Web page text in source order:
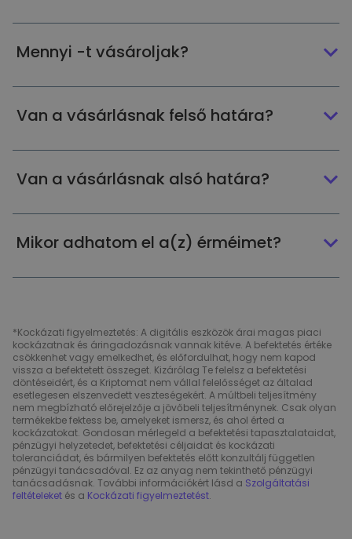
Mennyi -t vásároljak?
Van a vásárlásnak felső határa?
Van a vásárlásnak alsó határa?
Mikor adhatom el a(z) érméimet?
*Kockázati figyelmeztetés: A digitális eszközök árai magas piaci
kockázatnak és áringadozásnak vannak kitéve. A befektetés értéke
csökkenhet vagy emelkedhet, és előfordulhat, hogy nem kapod
vissza a befektetett összeget. Kizárólag Te felelsz a befektetési
döntéseidért, és a Kriptomat nem vállal felelősséget az általad
esetlegesen elszenvedett veszteségekért. A múltbeli teljesítmény
nem megbízható előrejelzője a jövőbeli teljesítménynek. Csak olyan
termékekbe fektess be, amelyeket ismersz, és ahol érted a
kockázatokat. Gondosan mérlegeld a befektetési tapasztalataidat,
pénzügyi helyzetedet, befektetési céljaidat és kockázati
toleranciádat, és bármilyen befektetés előtt konzultálj független
pénzügyi tanácsadóval. Ez az anyag nem tekinthető pénzügyi
tanácsadásnak. További információkért lásd a Szolgáltatási
feltételeket és a Kockázati figyelmeztetést.